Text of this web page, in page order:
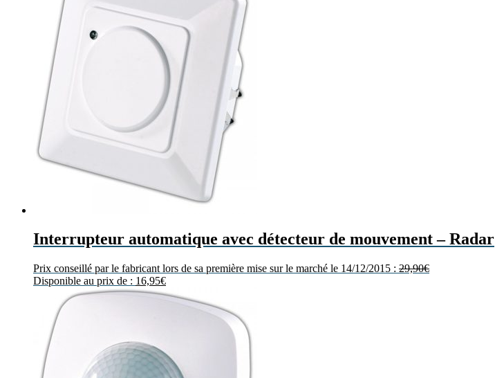
Interrupteur automatique avec détecteur de mouvement – Radar
Prix conseillé par le fabricant lors de sa première mise sur le marché le 14/12/2015 : 29,90€
Disponible au prix de : 16,95€